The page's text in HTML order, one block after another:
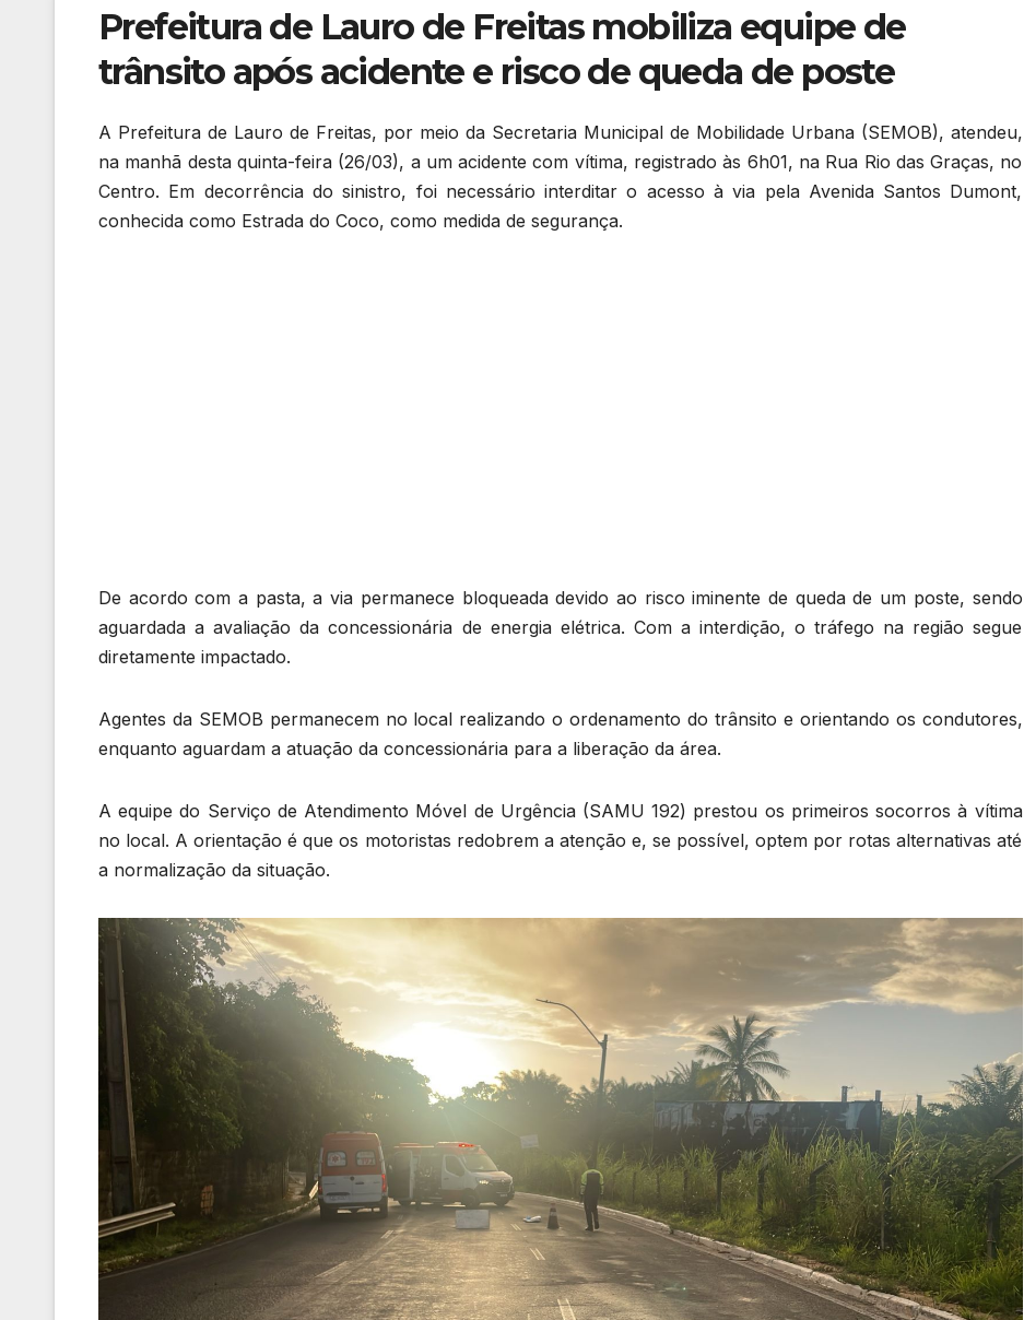
Prefeitura de Lauro de Freitas mobiliza equipe de
trânsito após acidente e risco de queda de poste
A Prefeitura de Lauro de Freitas, por meio da Secretaria Municipal de Mobilidade Urbana (SEMOB), atendeu,
na manhã desta quinta-feira (26/03), a um acidente com vítima, registrado às 6h01, na Rua Rio das Graças, no
Centro. Em decorrência do sinistro, foi necessário interditar o acesso à via pela Avenida Santos Dumont,
conhecida como Estrada do Coco, como medida de segurança.
De acordo com a pasta, a via permanece bloqueada devido ao risco iminente de queda de um poste, sendo
aguardada a avaliação da concessionária de energia elétrica. Com a interdição, o tráfego na região segue
diretamente impactado.
Agentes da SEMOB permanecem no local realizando o ordenamento do trânsito e orientando os condutores,
enquanto aguardam a atuação da concessionária para a liberação da área.
A equipe do Serviço de Atendimento Móvel de Urgência (SAMU 192) prestou os primeiros socorros à vítima
no local. A orientação é que os motoristas redobrem a atenção e, se possível, optem por rotas alternativas até
a normalização da situação.